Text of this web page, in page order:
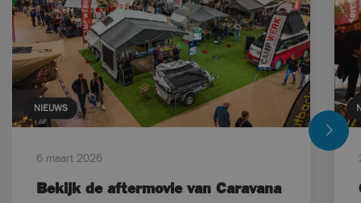
NIEUWS
6 maart 2026
Bekijk de aftermovie van Caravana